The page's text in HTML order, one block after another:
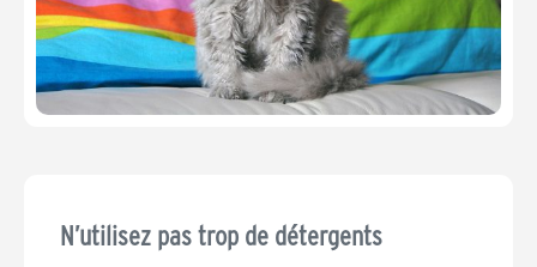
N’utilisez pas trop de détergents